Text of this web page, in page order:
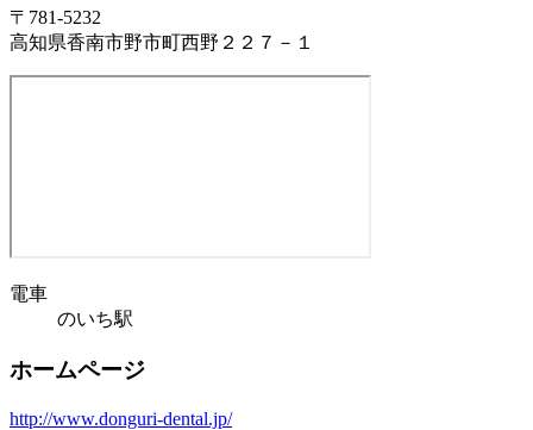
〒781-5232
高知県香南市野市町西野２２７－１
電車
のいち駅
ホームページ
http://www.donguri-dental.jp/